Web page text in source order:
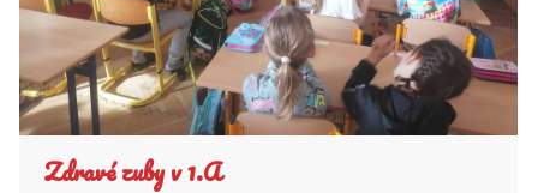
Zdravé zuby v 1.A